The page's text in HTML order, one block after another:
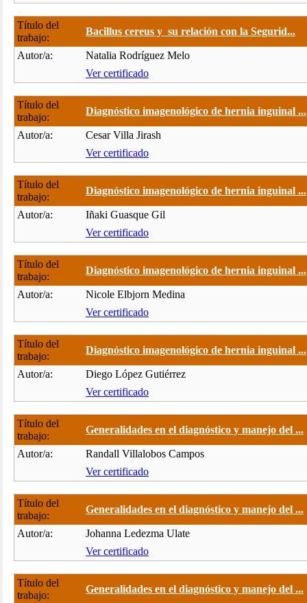
Título del
trabajo:
Bacillus cereus y su relación con la Segurid...
Autor/a:
Natalia Rodríguez Melo
Ver certificado
Título del
trabajo:
Diagnóstico imagenológico de hernia inguinal ...
Autor/a:
Cesar Villa Jirash
Ver certificado
Título del
trabajo:
Diagnóstico imagenológico de hernia inguinal ...
Autor/a:
Iñaki Guasque Gil
Ver certificado
Título del
trabajo:
Diagnóstico imagenológico de hernia inguinal ...
Autor/a:
Nicole Elbjorn Medina
Ver certificado
Título del
trabajo:
Diagnóstico imagenológico de hernia inguinal ...
Autor/a:
Diego López Gutiérrez
Ver certificado
Título del
trabajo:
Generalidades en el diagnóstico y manejo del ...
Autor/a:
Randall Villalobos Campos
Ver certificado
Título del
trabajo:
Generalidades en el diagnóstico y manejo del ...
Autor/a:
Johanna Ledezma Ulate
Ver certificado
Título del
trabajo:
Generalidades en el diagnóstico y manejo del ...